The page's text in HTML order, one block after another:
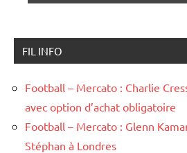
FIL INFO
Football – Mercato : Charlie
avec option d’achat obligatoire
Football – Mercato : Glenn
Stéphan à Londres